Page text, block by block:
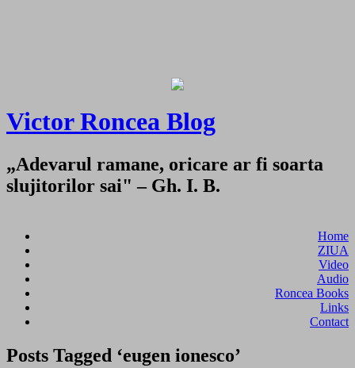
Victor Roncea Blog
„Adevarul ramane, oricare ar fi soarta
slujitorilor sai" – Gh. I. B.
Home
ZIUA
Video
Audio
Roncea Books
Links
Contact
Posts Tagged ‘eugen ionesco’